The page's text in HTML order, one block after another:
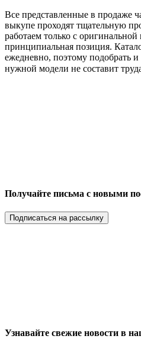
Все представленные в продаже
выкупе проходят тщательную
работаем только с
принципиальная позиция.
ежедневно, поэтому подобрать
нужной модели не составит
Получайте письма с новыми
Подписаться на рассылку
Узнавайте свежие новости в